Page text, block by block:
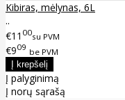
Kibiras, mėlynas, 6L
..
€11 00su PVM
€909 be PVM
Į palyginimą
Į norų sąrašą